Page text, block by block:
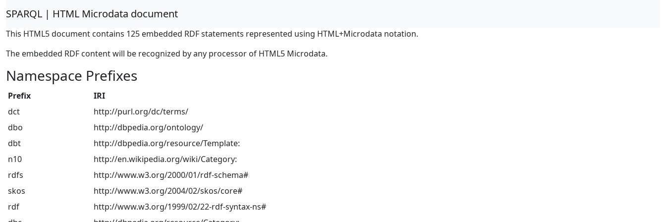
SPARQL | HTML Microdata document
This HTML5 document contains 125 embedded RDF statements represented using HTML+Microdata notation.
The embedded RDF content will be recognized by any processor of HTML5 Microdata.
Namespace Prefixes
Prefix
IRI
dct
http://purl.org/dc/terms/
dbo
http://dbpedia.org/ontology/
dbt
http://dbpedia.org/resource/Template:
n10
http://en.wikipedia.org/wiki/Category:
rdfs
http://www.w3.org/2000/01/rdf-schema#
skos
http://www.w3.org/2004/02/skos/core#
rdf
http://www.w3.org/1999/02/22-rdf-syntax-ns#